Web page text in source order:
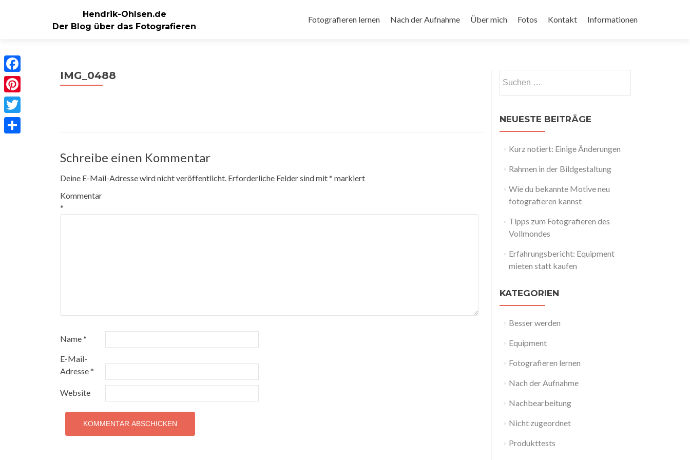
Hendrik-Ohlsen.de
Der Blog über das Fotografieren
Inhalt
Fotografieren lernen Nach der Aufnahme Über mich Fotos Kontakt Informationen
IMG_0488
Schreibe einen Kommentar
Deine E-Mail-Adresse wird nicht veröffentlicht. Erforderliche Felder sind mit* markiert
Kommentar
*
Name*
E-Mail-
Adresse*
Website
nach:
NEUESTE BEITRÄGE
Kurz notiert: Einige Änderungen
Rahmen in der Bildgestaltung
Wie du bekannte Motive neu
fotografieren kannst
Tipps zum Fotografieren des
Vollmondes
Erfahrungsbericht: Equipment
mieten statt kaufen
KATEGORIEN
Besser werden
Equipment
Fotografieren lernen
Nach der Aufnahme
Nachbearbeitung
Nicht zugeordnet
Produkttests
Facebook
Pinterest
Twitter